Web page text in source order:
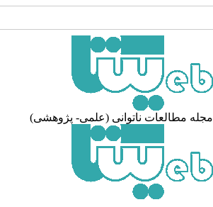
مطالعات ناتوانی (علمی- پژوهشی)